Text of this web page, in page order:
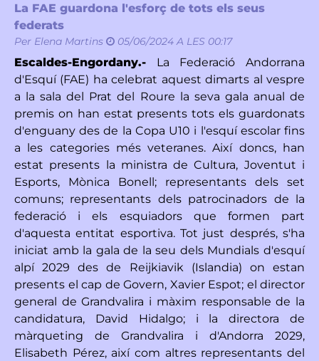
La FAE guardona l'esforç de tots els seus
federats
Per Elena Martins 05/06/2024 A LES 00:17
Escaldes-Engordany.- La Federació Andorrana
d'Esquí (FAE) ha celebrat aquest dimarts al vespre
a la sala del Prat del Roure la seva gala anual de
premis on han estat presents tots els guardonats
d'enguany des de la Copa U10 i l'esquí escolar fins
a les categories més veteranes. Així doncs, han
estat presents la ministra de Cultura, Joventut i
Esports, Mònica Bonell; representants dels set
comuns; representants dels patrocinadors de la
federació i els esquiadors que formen part
d'aquesta entitat esportiva. Tot just després, s'ha
iniciat amb la gala de la seu dels Mundials d'esquí
alpí 2029 des de Reijkiavik (Islandia) on estan
presents el cap de Govern, Xavier Espot; el director
general de Grandvalira i màxim responsable de la
candidatura, David Hidalgo; i la directora de
màrqueting de Grandvalira i d'Andorra 2029,
Elisabeth Pérez, així com altres representants del